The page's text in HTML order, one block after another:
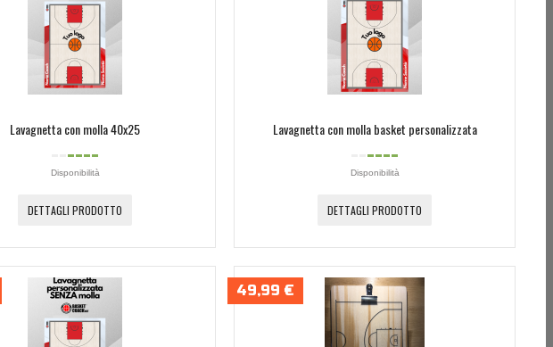
Lavagnetta con molla 40x25
Disponibilità
DETTAGLI PRODOTTO
Lavagnetta con molla basket personalizzata
Disponibilità
DETTAGLI PRODOTTO
49,99 €